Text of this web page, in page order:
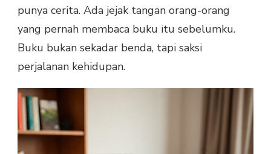
punya cerita. Ada jejak tangan orang-orang
yang pernah membaca buku itu sebelumku.
Buku bukan sekadar benda, tapi saksi
perjalanan kehidupan.